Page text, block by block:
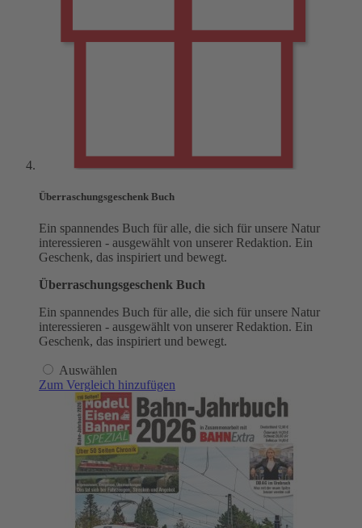
Überraschungsgeschenk Buch
Ein spannendes Buch für alle, die sich für unsere Natur
interessieren - ausgewählt von unserer Redaktion. Ein
Geschenk, das inspiriert und bewegt.
Überraschungsgeschenk Buch
Ein spannendes Buch für alle, die sich für unsere Natur
interessieren - ausgewählt von unserer Redaktion. Ein
Geschenk, das inspiriert und bewegt.
Auswählen
Zum Vergleich hinzufügen